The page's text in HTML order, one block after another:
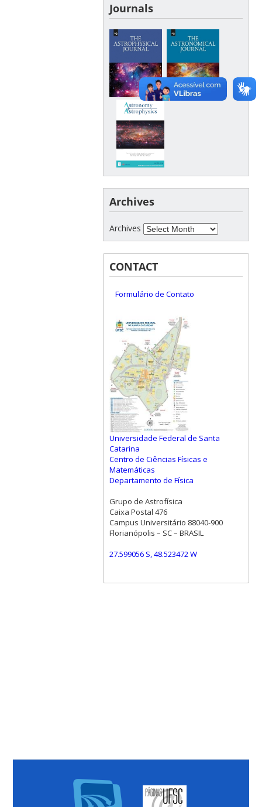
Journals
Archives
Archives
CONTACT
Formulário de Contato
Universidade Federal de Santa
Catarina
Centro de Ciências Físicas e
Matemáticas
Departamento de Física
Grupo de Astrofísica
Caixa Postal 476
Campus Universitário 88040-900
Florianópolis – SC – BRASIL
27.599056 S, 48.523472 W